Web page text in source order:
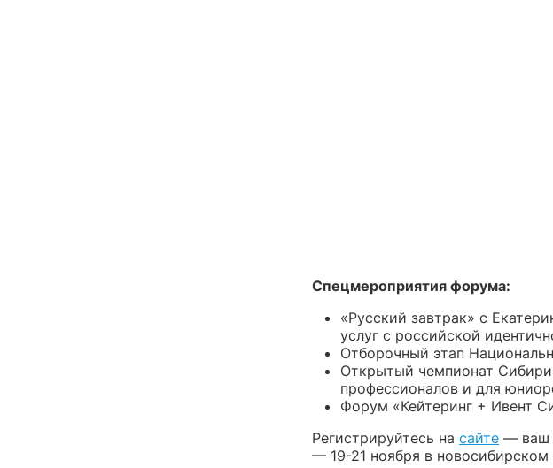
Спецмероприятия форума:
«Русский завтрак» с
услуг с российской
Отборочный этап
Открытый чемпионат
профессионалов и для
Форум «Кейтеринг + Ивент
Регистрируйтесь на сайте — ваш
— 19-21 ноября в новосибирском